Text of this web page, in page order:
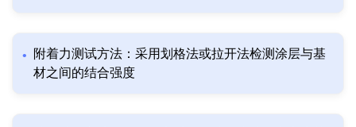
附着力测试方法：采用划格法或拉开法检测涂层与基
材之间的结合强度